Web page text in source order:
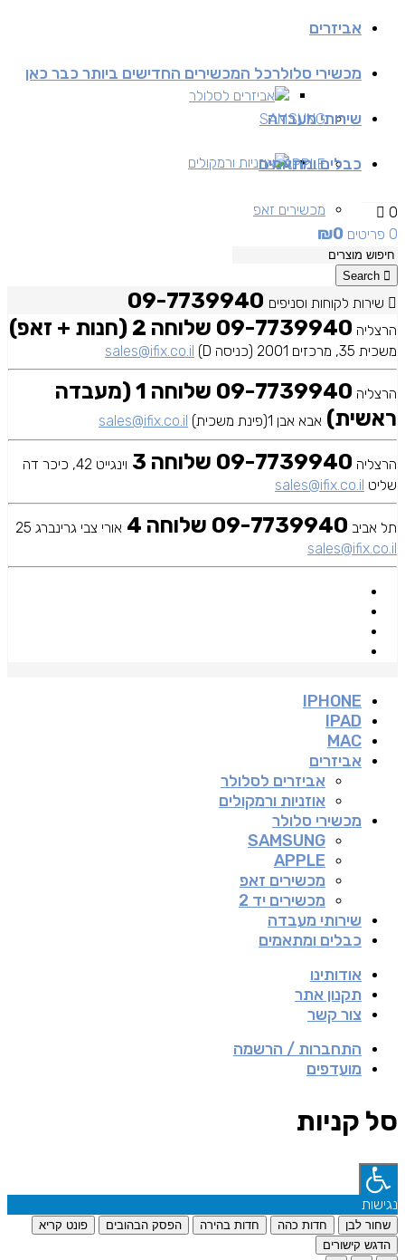
אביזרים
אביזרים לסלולר
אוזניות ורמקולים
מכשירי סלולרכל המכשירים החדישים ביותר כבר כאן
SAMSUNG
APPLE
מכשירים זאפ
שירותי מעבדה
כבלים ומתאמים
0
0 פריטים
₪0
Search
שירות לקוחות וסניפים
הרצליה 09-7739940 שלוחה 2 (חנות + זאפ)
משכית 35, מרכזים 2001 (כניסה D) sales@ifix.co.il
הרצליה
09-7739940 שלוחה 1 (מעבדה
ראשית) אבא אבן 1(פינת משכית) sales@ifix.co.il
הרצליה 09-7739940 שלוחה 3
וינגייט 42, כיכר דה
שליט sales@ifix.co.il
תל אביב 09-7739940 שלוחה 4
אורי צבי גרינברג 25
sales@ifix.co.il
IPHONE
IPAD
MAC
אביזרים
אביזרים לסלולר
אוזניות ורמקולים
מכשירי סלולר
SAMSUNG
APPLE
מכשירים זאפ
מכשירים יד 2
שירותי מעבדה
כבלים ומתאמים
אודותינו
תקנון אתר
צור קשר
התחברות / הרשמה
מועדפים
סל קניות
נגישות
שחור לבן חדות כהה חדות בהירה הפסק הבהובים
פונט קריא
הדגש קישורים